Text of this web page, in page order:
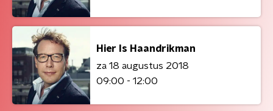
Hier Is Haandrikman
za 18 augustus 2018
09:00 - 12:00